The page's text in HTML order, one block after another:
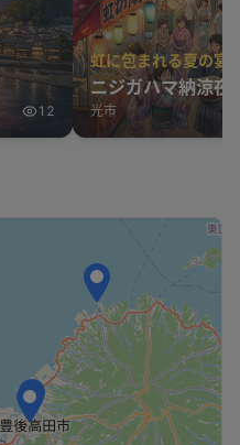
12
虹に包まれる夏の宴
ニジガハマ納涼
光市